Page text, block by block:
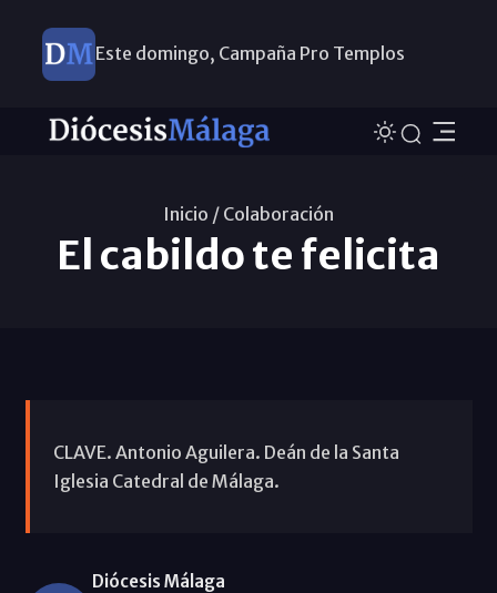
Este domingo, Campaña Pro Templos
Inicio / Colaboración
El cabildo te felicita
CLAVE. Antonio Aguilera. Deán de la Santa
Iglesia Catedral de Málaga.
Diócesis Málaga